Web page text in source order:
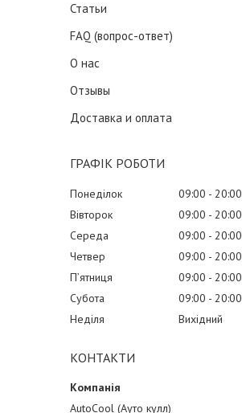
Статьи
FAQ (вопрос-ответ)
О нас
Отзывы
Доставка и оплата
ГРАФІК РОБОТИ
Понеділок 09:00
20:00
Вівторок
09:00
20:00
Середа
09:00
20:00
Четвер
09:00
20:00
Пʼятниця
09:00
20:00
Субота
09:00
20:00
Неділя
Вихідний
КОНТАКТИ
AutoCool (Ауто кулл)